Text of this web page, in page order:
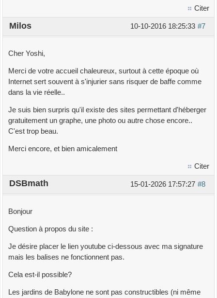
Citer
#7
10-10-2016 18:25:33
Milos
Cher Yoshi,
Merci de votre accueil chaleureux, surtout à cette époque où
Internet sert souvent à s'injurier sans risquer de baffe comme
dans la vie réelle..
Je suis bien surpris qu'il existe des sites permettant d'héberger
gratuitement un graphe, une photo ou autre chose encore..
C'est trop beau.
Merci encore, et bien amicalement
Citer
#8
15-01-2026 17:57:27
DSBmath
Bonjour
Question à propos du site :
Je désire placer le lien youtube ci-dessous avec ma signature
mais les balises ne fonctionnent pas.
Cela est-il possible?
Les jardins de Babylone ne sont pas constructibles (ni même